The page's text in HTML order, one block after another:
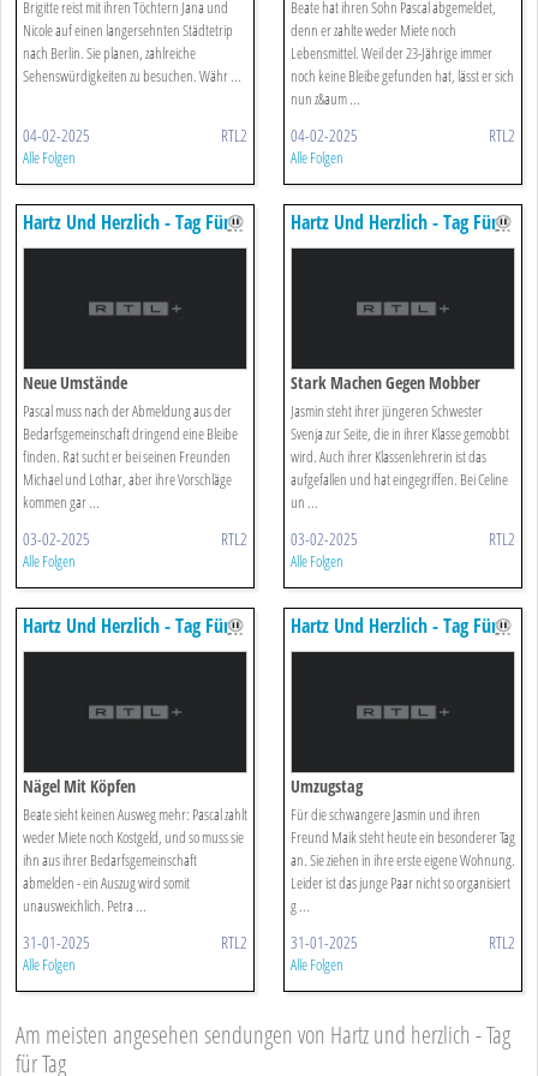
Brigitte reist mit ihren Töchtern Jana und
Nicole auf einen langersehnten Städtetrip
nach Berlin. Sie planen, zahlreiche
Sehenswürdigkeiten zu besuchen. Währ ...
04-02-2025 RTL2
Alle Folgen
Beate hat ihren Sohn Pascal abgemeldet,
denn er zahlte weder Miete noch
Lebensmittel. Weil der 23-Jährige immer
noch keine Bleibe gefunden hat, lässt er sich
nun z&aum ...
04-02-2025 RTL2
Alle Folgen
Hartz Und Herzlich - Tag Für
Tag
Neue Umstände
Pascal muss nach der Abmeldung aus der
Bedarfsgemeinschaft dringend eine Bleibe
finden. Rat sucht er bei seinen Freunden
Michael und Lothar, aber ihre Vorschläge
kommen gar ...
03-02-2025 RTL2
Alle Folgen
Hartz Und Herzlich - Tag Für
Tag
Stark Machen Gegen Mobber
Jasmin steht ihrer jüngeren Schwester
Svenja zur Seite, die in ihrer Klasse gemobbt
wird. Auch ihrer Klassenlehrerin ist das
aufgefallen und hat eingegriffen. Bei Celine
un ...
03-02-2025 RTL2
Alle Folgen
Hartz Und Herzlich - Tag Für
Tag
Nägel Mit Köpfen
Beate sieht keinen Ausweg mehr: Pascal zahlt
weder Miete noch Kostgeld, und so muss sie
ihn aus ihrer Bedarfsgemeinschaft
abmelden - ein Auszug wird somit
unausweichlich. Petra ...
31-01-2025 RTL2
Alle Folgen
Hartz Und Herzlich - Tag Für
Tag
Umzugstag
Für die schwangere Jasmin und ihren
Freund Maik steht heute ein besonderer Tag
an. Sie ziehen in ihre erste eigene Wohnung.
Leider ist das junge Paar nicht so organisiert
g ...
31-01-2025 RTL2
Alle Folgen
Am meisten angesehen sendungen von Hartz und herzlich - Tag
für Tag